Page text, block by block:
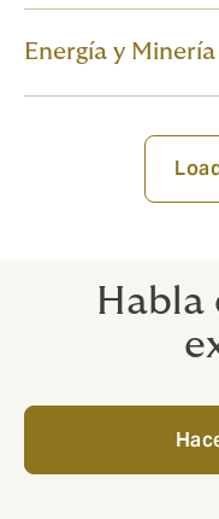
Energía y Minería
Habla